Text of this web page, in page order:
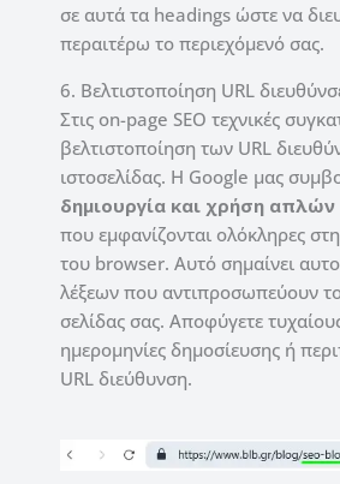
σε αυτά τα headings ώστε να
περαιτέρω το περιεχόμενό σας.
6. Βελτιστοποίηση URL
Στις on-page SEO τεχνικές
βελτιστοποίηση των URL
ιστοσελίδας. Η Google μας
δημιουργία και χρήση
που εμφανίζονται ολόκληρες
του browser. Αυτό σημαίνει
λέξεων που αντιπροσωπεύουν
σελίδας σας. Αποφύγετε
ημερομηνίες δημοσίευσης ή
URL διεύθυνση.